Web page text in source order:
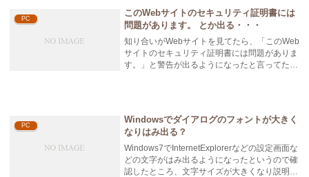
PC
このWebサイトのセキュリティ証明書には
問題があります。 とか出る・・・
知り合いがWebサイトを見てたら、「このWeb
サイトのセキュリティ証明書には問題がありま
す。」と警告が出るようになったと言ってたの
PC
Windowsでダイアログのフォントが大きく
なりはみ出る？
Windows7でInternetExplorerなどの設定画面な
どの文字がはみ出るようになったというので確
認したところ、文字サイズが大きくなり説明な